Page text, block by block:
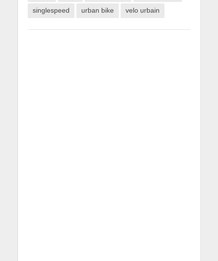
singlespeed urban bike velo urbain